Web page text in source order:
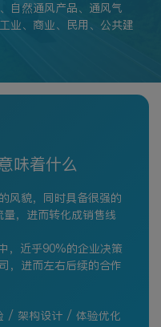
自然通风产品、通风气
业、商业、民用、公共建
味着什么
风貌，同时具备很强的
，进而转化成销售线
，近乎90%的企业决策
，进而左右后续的合作
/ 架构设计 / 体验优化